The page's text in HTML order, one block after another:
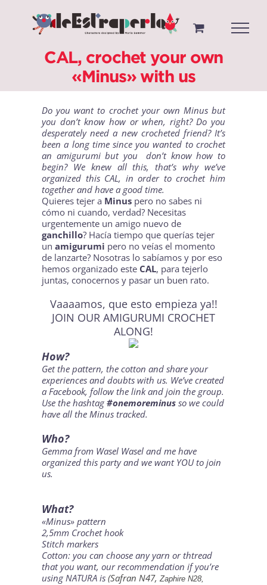
contenido
CAL, crochet your own
«Minus» with us
Do you want to crochet your own Minus but
you don’t know how or when, right? Do you
desperately need a new crocheted friend? It’s
been a long time since you wanted to crochet
an amigurumi but you don’t know how to
begin? We knew all this, that’s why we’ve
organized this CAL, in order to crochet him
together and have a good time.
Quieres tejer a Minus pero no sabes ni
cómo ni cuando, verdad? Necesitas
urgentemente un amigo nuevo de
ganchillo? Hacía tiempo que querías tejer
unamigurumi pero no veías el momento
de lanzarte? Nosotras lo sabíamos y por eso
hemos organizado este CAL, para tejerlo
juntas, conocernos y pasar un buen rato.
Vaaaamos, que esto empieza ya!!
JOIN OUR AMIGURUMI CROCHET
ALONG!
How?
Get the pattern, the cotton and share your
experiences and doubts with us. We’ve created
aFacebook, follow the link and join the group.
Use the hashtag#onemoreminus so we could
have all the Minus tracked.
Who?
Gemma from Wasel Wasel and me have
organized this party and we want YOU to join
us.
What?
«Minus» pattern
2,5mm Crochet hook
Stitch markers
Cotton: you can choose any yarn or thtread
that you want, our recommendation if you’re
using NATURA is(Safran N47,Zaphire N28,